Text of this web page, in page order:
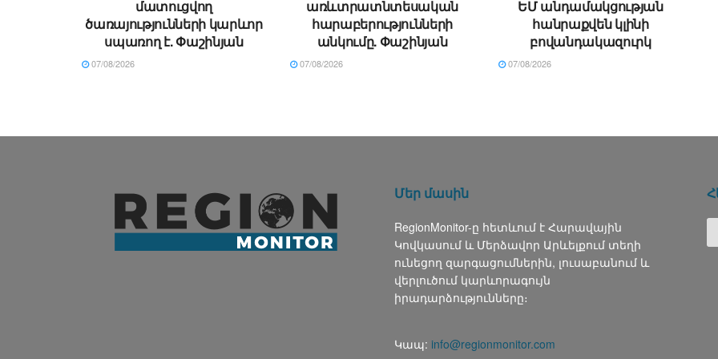
մատուցվող
ծառայությունների կարևոր
սպառող է. Փաշինյան
07/08/2026
առևտրատնտեսական
հարաբերությունների
անկումը. Փաշինյան
07/08/2026
ԵՄ անդամակցության
հանրաքվեն կլինի
բովանդակազուրկ
07/08/2026
Մեր մասին
RegionMonitor-ը հետևում է Հարավային
Կովկասում և Մերձավոր Արևելքում տեղի
ունեցող զարգացումներին, լուսաբանում և
վերլուծում կարևորագույն
իրադարձությունները։
Կապ: info@regionmonitor.com